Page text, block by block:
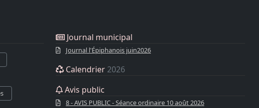
Journal municipal
Journal l'Épiphanois juin2026
Calendrier 2026
Avis public
8 - AVIS PUBLIC - Séance ordinaire 10 août 2026